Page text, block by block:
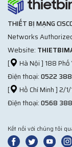
THIẾT BỊ MẠNG
Networks
Website:
[
Hà Nội ] 188 Phố
Điện thoại:0522
[
Hồ Chí Minh ] 2/
Điện thoại:0568
Kết nối với chúng tôi